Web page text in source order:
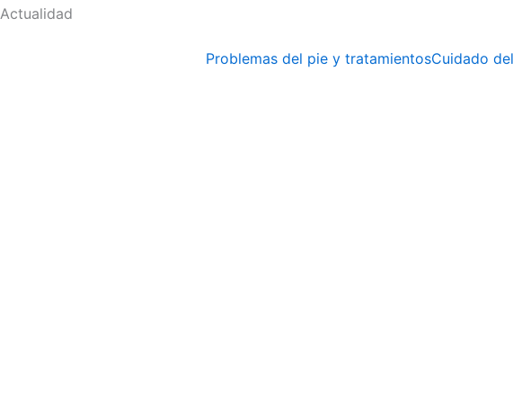
Actualidad
Problemas del pie y tratamientosCuidado